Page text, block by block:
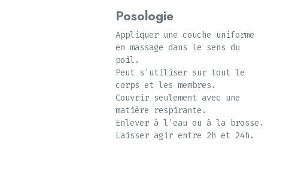
Posologie
Appliquer une couche uniforme
en massage dans le sens du
poil.
Peut s'utiliser sur tout le
corps et les membres.
Couvrir seulement avec une
matière respirante.
Enlever à l'eau ou à la brosse.
Laisser agir entre 2h et 24h.